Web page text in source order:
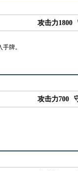
攻击力1800
牌。
攻击力700